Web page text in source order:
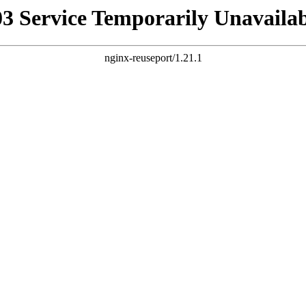
Service Temporarily
nginx-reuseport/1.21.1